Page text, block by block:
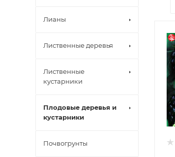
Лианы
Лиственные деревья
Лиственные
кустарники
Плодовые деревья и
кустарники
Почвогрунты